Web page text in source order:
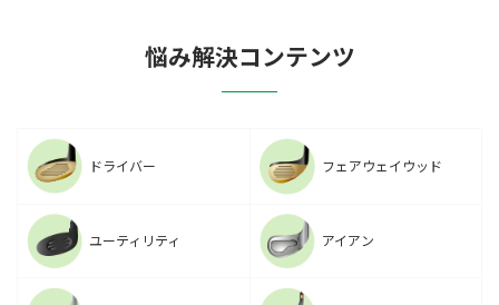
悩み解決コンテンツ
ドライバー フェアウェイウッド
ユーティリティ アイアン